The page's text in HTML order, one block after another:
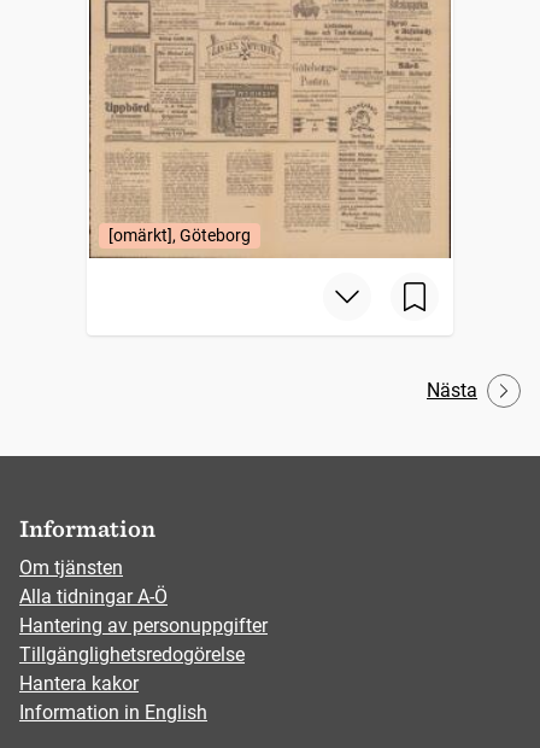
[omärkt], Göteborg
Nästa
Information
Om tjänsten
Alla tidningar A-Ö
Hantering av personuppgifter
Tillgänglighetsredogörelse
Hantera kakor
Information in English